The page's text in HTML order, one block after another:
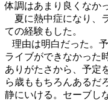
体調はあまり良くなか
夏に熱中症になり、
ての経験もした。
理由は明白だった。
ライブができなかった
ありがたさから、予定
ら歳ももちろんあるだ
静にいける。セーブし